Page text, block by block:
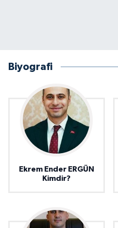
Biyografi
Ekrem Ender ERGÜN
Kimdir?